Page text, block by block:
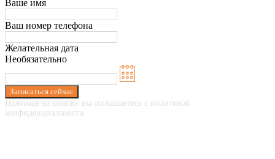
Ваше имя
Ваш номер телефона
Желательная дата
Необязательно
Записаться сейчас
Нажимая на кнопку вы соглашаетесь с политикой
конфиденциальности